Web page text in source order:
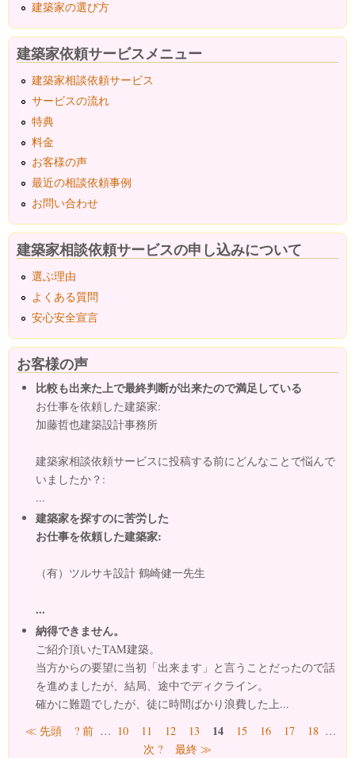
建築家の選び方
建築家依頼サービスメニュー
建築家相談依頼サービス
サービスの流れ
特典
料金
お客様の声
最近の相談依頼事例
お問い合わせ
建築家相談依頼サービスの申し込みについて
選ぶ理由
よくある質問
安心安全宣言
お客様の声
比較も出来た上で最終判断が出来たので満足している
お仕事を依頼した建築家:
加藤哲也建築設計事務所
建築家相談依頼サービスに投稿する前にどんなことで悩んで
いましたか？:
...
建築家を探すのに苦労した
お仕事を依頼した建築家:
（有）ツルサキ設計 鶴崎健一先生
...
納得できません。
ご紹介頂いたTAM建築。
当方からの要望に当初「出来ます」と言うことだったので話
を進めましたが、結局、途中でディクライン。
確かに難題でしたが、徒に時間ばかり浪費した上...
ページ
≪ 先頭 ? 前 … 10 11 12 13 14 15 16 17 18 …
次 ?
最終 ≫